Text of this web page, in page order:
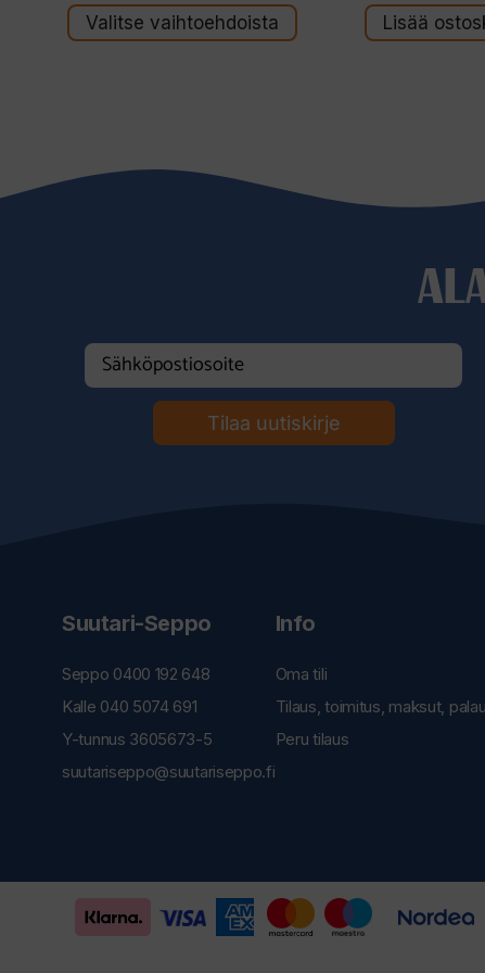
t
ä
Valitse vaihtoehdoista
t
ä
Lisää
Tilaa uutiskirje
Suutari-Seppo
Seppo 0400 192 648
Kalle 040 5074 691
Y-tunnus 3605673-5
suutariseppo@suutariseppo.fi
Info
Oma tili
Tilaus, toimitus, maksut,
Peru tilaus